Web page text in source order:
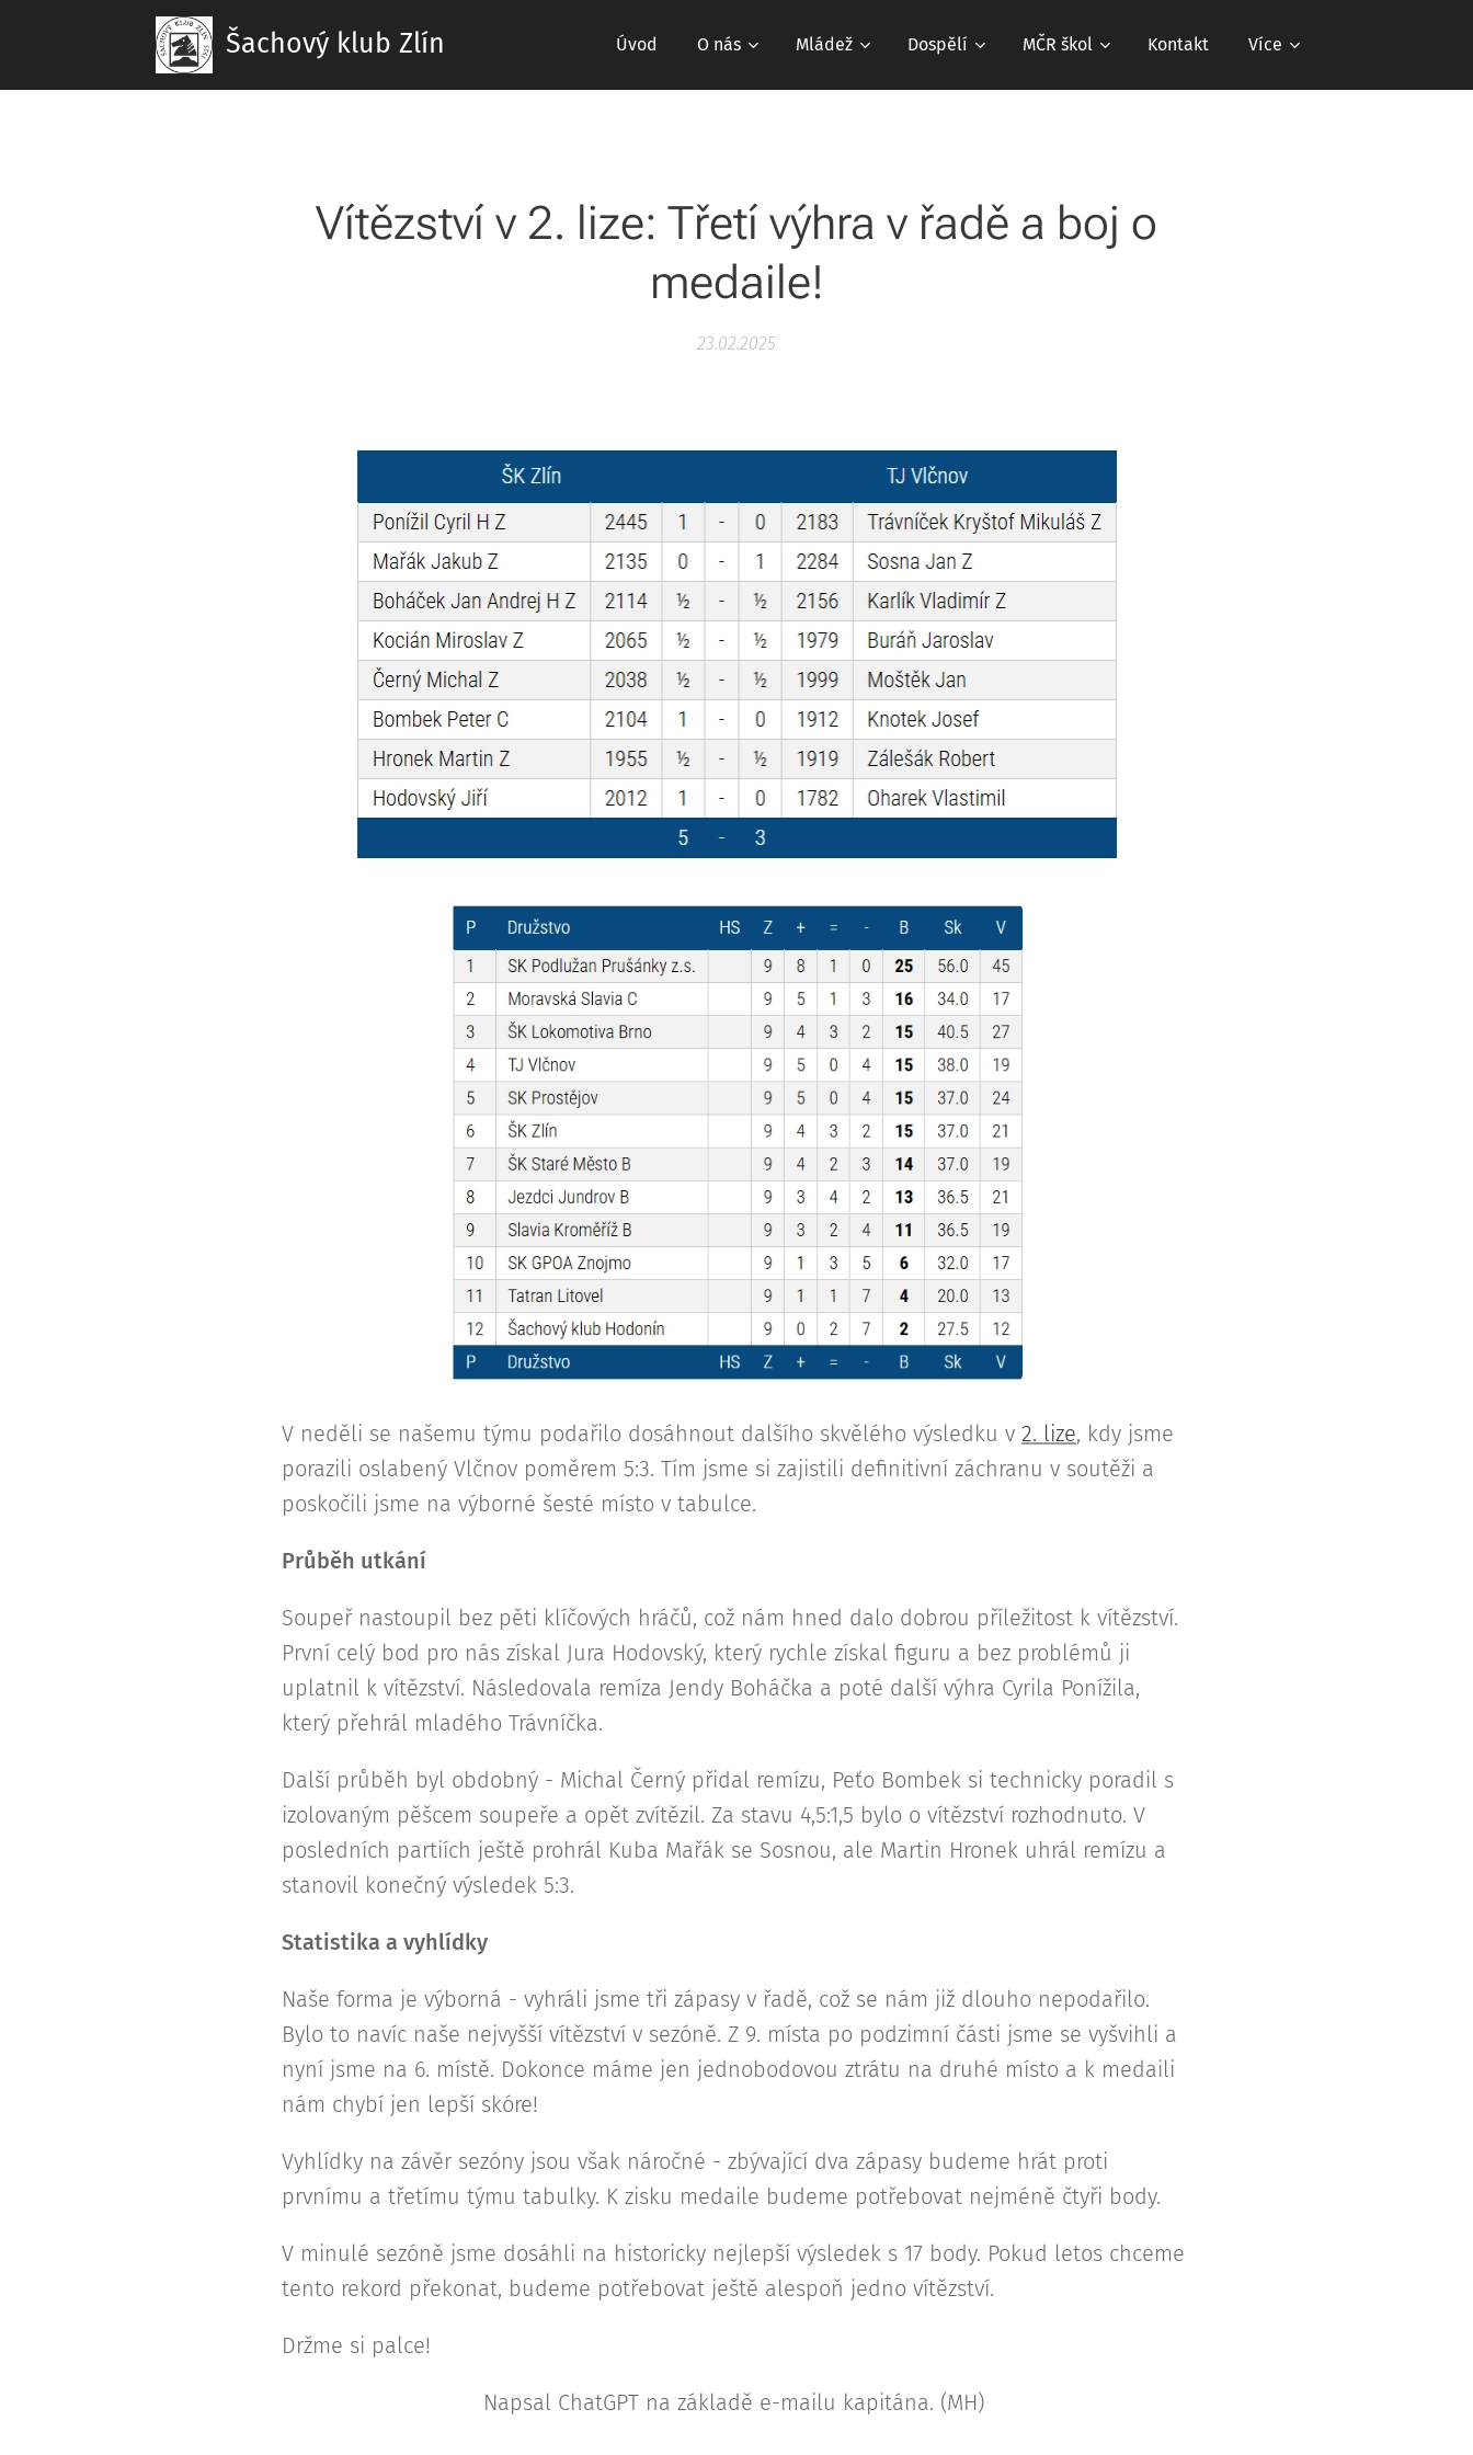
Šachový klub Zlín Úvod O nás Mládež Dospělí MČR škol Kontakt Více
Vítězství v 2. lize: Třetí výhra v řadě a boj o
medaile!
23.02.2025
V neděli se našemu týmu podařilo dosáhnout dalšího skvělého výsledku v 2. lize, kdy jsme
porazili oslabený Vlčnov poměrem 5:3. Tím jsme si zajistili definitivní záchranu v soutěži a
poskočili jsme na výborné šesté místo v tabulce.
Průběh utkání
Soupeř nastoupil bez pěti klíčových hráčů, což nám hned dalo dobrou příležitost k vítězství.
První celý bod pro nás získal Jura Hodovský, který rychle získal figuru a bez problémů ji
uplatnil k vítězství. Následovala remíza Jendy Boháčka a poté další výhra Cyrila Ponížila,
který přehrál mladého Trávníčka.
Další průběh byl obdobný - Michal Černý přidal remízu, Peťo Bombek si technicky poradil s
izolovaným pěšcem soupeře a opět zvítězil. Za stavu 4,5:1,5 bylo o vítězství rozhodnuto. V
posledních partiích ještě prohrál Kuba Mařák se Sosnou, ale Martin Hronek uhrál remízu a
stanovil konečný výsledek 5:3.
Statistika a vyhlídky
Naše forma je výborná - vyhráli jsme tři zápasy v řadě, což se nám již dlouho nepodařilo.
Bylo to navíc naše nejvyšší vítězství v sezóně. Z 9. místa po podzimní části jsme se vyšvihli a
nyní jsme na 6. místě. Dokonce máme jen jednobodovou ztrátu na druhé místo a k medaili
nám chybí jen lepší skóre!
Vyhlídky na závěr sezóny jsou však náročné - zbývající dva zápasy budeme hrát proti
prvnímu a třetímu týmu tabulky. K zisku medaile budeme potřebovat nejméně čtyři body.
V minulé sezóně jsme dosáhli na historicky nejlepší výsledek s 17 body. Pokud letos chceme
tento rekord překonat, budeme potřebovat ještě alespoň jedno vítězství.
Držme si palce!
Napsal ChatGPT na základě e-mailu kapitána. (MH)